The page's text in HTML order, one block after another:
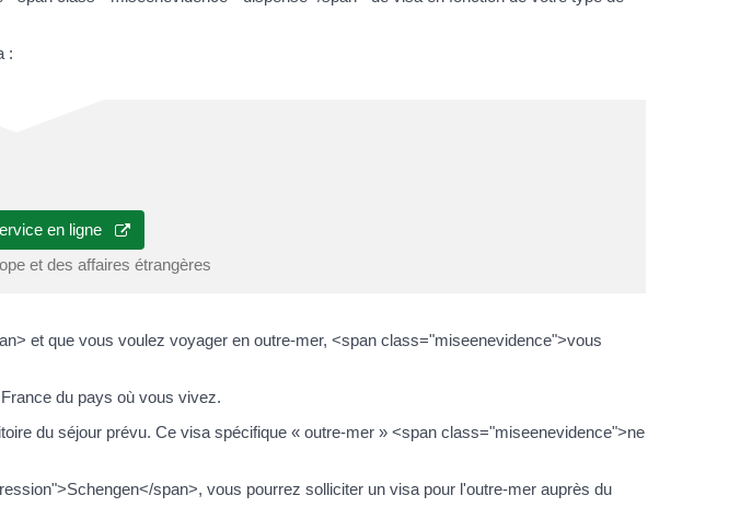
:
en ligne
et des affaires étrangères
et que vous voulez voyager en outre-mer, <span class="miseenevidence">vous
du pays où vous vivez.
du séjour prévu. Ce visa spécifique « outre-mer » <span class="miseenevidence">ne
span>, vous pourrez solliciter un visa pour l'outre-mer auprès du